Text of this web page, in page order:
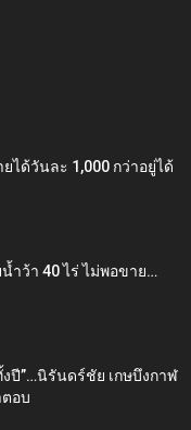
ยได้วันละ 1,000 กว่าอยู่ได้
ำว้า 40 ไร่ ไม่พอขาย…
ปี”…นิรันดร์ชัย เกษบึงกาฬ
ตอบ